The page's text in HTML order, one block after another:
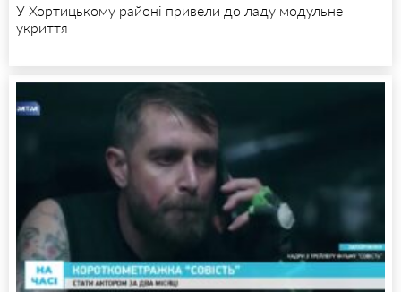
У Хортицькому районі привели до ладу модульне
укриття